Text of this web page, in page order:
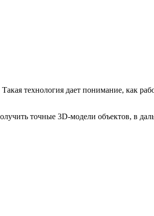
технология дает понимание, как
точные 3D-модели объектов, в